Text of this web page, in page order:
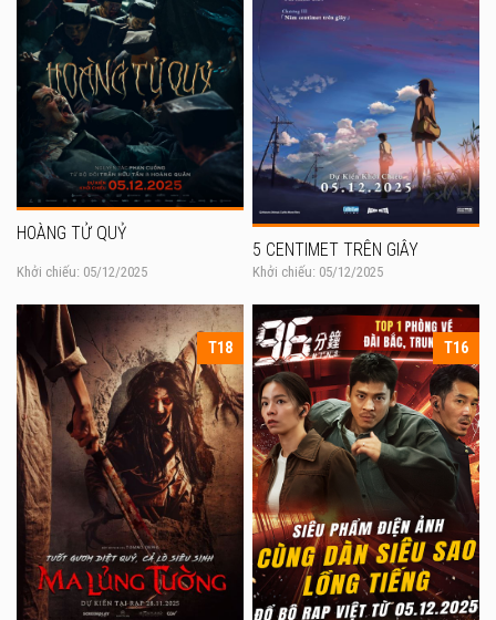
HOÀNG TỬ QUỶ
Khởi chiếu: 05/12/2025
5 CENTIMET TRÊN GIÂY
Khởi chiếu: 05/12/2025
T18 T16